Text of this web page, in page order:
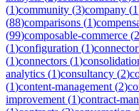
(1)community (3)company (1
(88)comparisons (1)
(99)composable-commerce (2
(1)configuration (1)connector
(1)connectors (1)
analytics (1)consultancy (2)
(1)content-management (2)
improvement (1)contract-